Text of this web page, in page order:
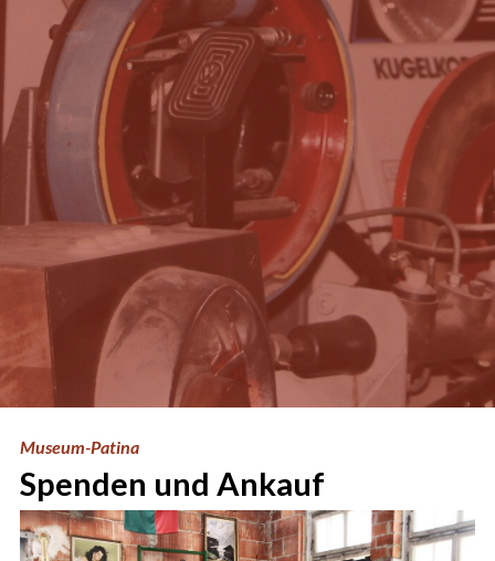
Museum-Patina
Spenden und Ankauf